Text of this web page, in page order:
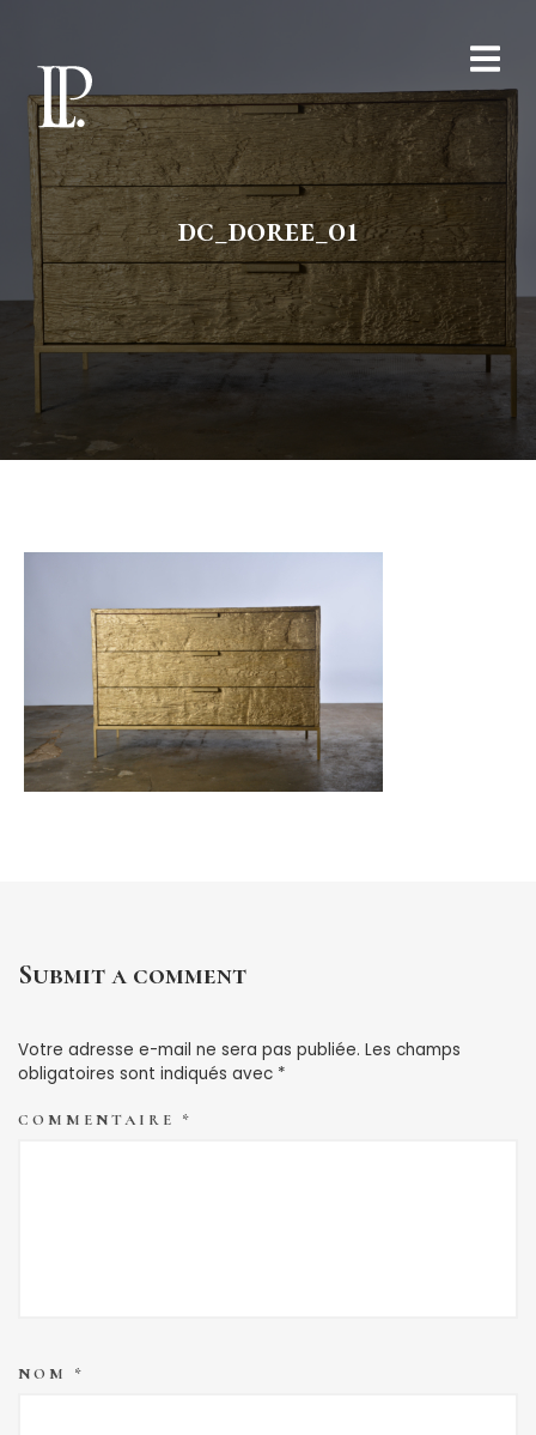
dc_doree_01
Submit a comment
Votre adresse e-mail ne sera pas publiée. Les champs
obligatoires sont indiqués avec *
COMMENTAIRE *
NOM *